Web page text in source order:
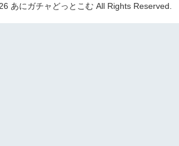
あにガチャどっとこむ All Rights Reserved.